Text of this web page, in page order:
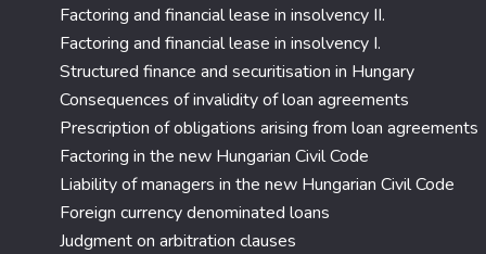
Factoring and financial lease in insolvency II.
Factoring and financial lease in insolvency I.
Structured finance and securitisation in Hungary
Consequences of invalidity of loan agreements
Prescription of obligations arising from loan agreements
Factoring in the new Hungarian Civil Code
Liability of managers in the new Hungarian Civil Code
Foreign currency denominated loans
Judgment on arbitration clauses